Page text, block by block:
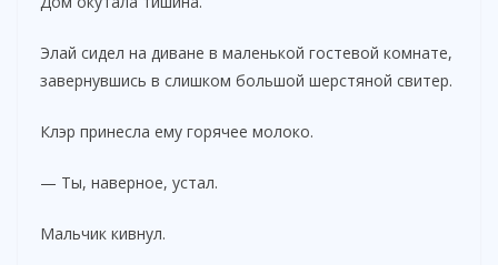
Элай сидел на диване в маленькой гостевой комнате,
завернувшись в слишком большой шерстяной свитер.
Клэр принесла ему горячее молоко.
— Ты, наверное, устал.
Мальчик кивнул.